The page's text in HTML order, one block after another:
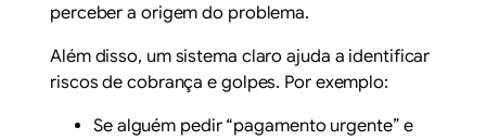
perceber a origem do problema.
Além disso, um sistema claro ajuda a identificar
riscos de cobrança e golpes. Por exemplo:
Se alguém pedir “pagamento urgente” e